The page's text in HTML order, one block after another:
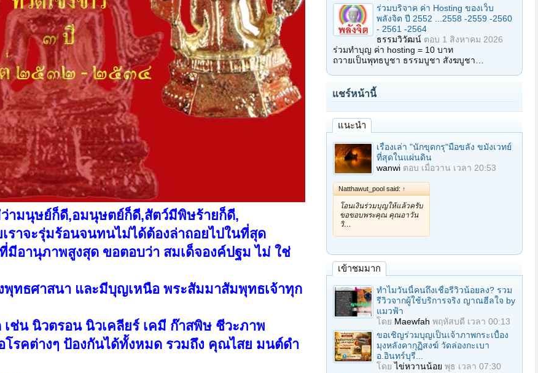
ามนุษย์ก็ดี,อมนุษตย์ก็ดี,สัตว์มีพิษร้ายก็ดี,
ราจะรุ่มร้อนจนทนไม่ได้ต้องล่าถอยไปในที่สุด
มีอานุภาพสูงสุด ขอตอบว่า สมเด็จองค์ปฐม ไม่ ใช่
พุทธศาสนา และมีบุญเหนือ พระสัมมาสัมพุทธเจ้าทุก
ช่น นิวตรอน นิวเคลียร์ เคมี ก๊าสพิษ ชีวะภาพ
โรคต่างๆ ป้องกันได้ทั้งหมด รวมถึง คุณไสย มนต์ดำ
ร่วมบริจาค ค่า Hosting ของเว็บ
พลังจิต ปี 2552 ...2558 -2559 -2560
- 2561 -2564
ธรรมวิวัฒน์ ตอบ 1 สิงหาคม 2026
ร่วมทำบุญ ค่า hosting = 10 บาท
ถวายเป็นพุทธบูชา ธรรมบูชา สังฆบูชา…
แชร์หน้านี้
แนะนำ
เรื่องเล่า "นักขุดกรุ"มือขลัง ขมังเวทย์
ที่สุดในแผ่นดิน
wanwi ตอบ เมื่อวาน เวลา 20:53
Natthawut_pool said: ↑
โอนเงินร่วมบุญให้แล้วครับ
ขอขอบพระคุณ คุณอาวัน
วิ…
เข้าชมมาก
ทำไมวันนี้คนถึงเชื่อรีวิวน้อยลง? รวม
รีวิวจากผู้ใช้บริการจริง ญาณฮีลใจ by
แมวฟ้า
โดย Maewfah พฤหัสบดี เวลา 00:13
ขอเชิญร่วมบุญเป็นเจ้าภาพกระเบื้อง
มุงหลังคากุฏิสงฆ์ วัดล่องกะเบา
อ.อินทร์บุรี...
โดยไข่หวานน้อย พุธ เวลา 07:30